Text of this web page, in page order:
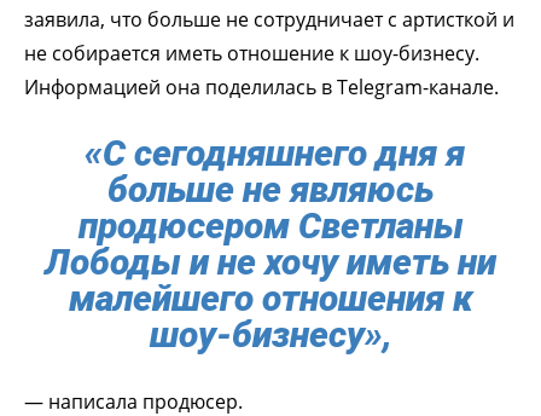
заявила, что больше не сотрудничает с артисткой и
не собирается иметь отношение к шоу-бизнесу.
Информацией она поделилась в Telegram-канале.
«С сегодняшнего дня я
больше не являюсь
продюсером Светланы
Лободы и не хочу иметь ни
малейшего отношения к
шоу-бизнесу»,
— написала продюсер.